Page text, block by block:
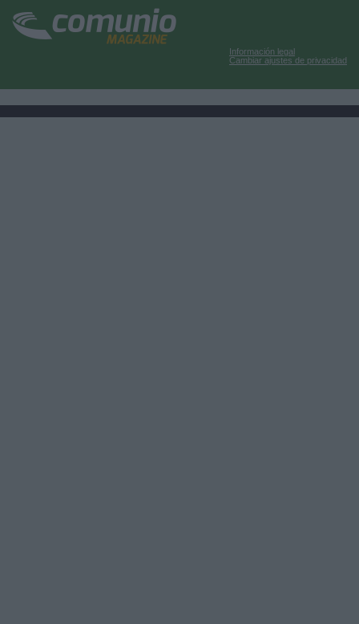
Información legal
Cambiar ajustes de privacidad